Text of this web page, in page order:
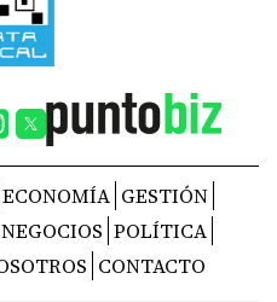
ECONOMÍA GESTIÓN
NEGOCIOS POLÍTICA
CONTACTO